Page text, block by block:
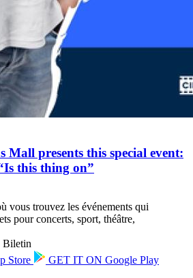
Mall presents this special event:
this thing on”
vous trouvez les événements qui
pour concerts, sport, théâtre,
Biletin
Store GET IT ON Google Play